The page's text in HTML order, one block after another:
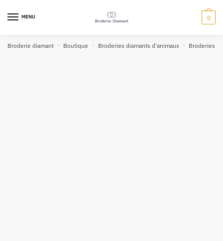
MENU 0
Broderie diamant » Boutique Broderies diamants d'animaux » Broderies